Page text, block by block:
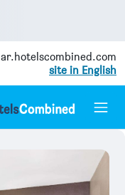
ar.hotelscombined.com
site in English